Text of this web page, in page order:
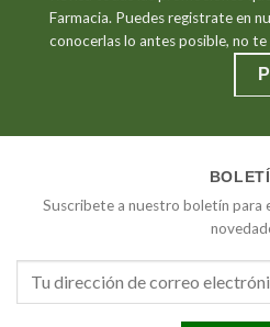
Farmacia. Puedes registrate en
conocerlas lo antes posible, no te
Suscribete a nuestro boletín para